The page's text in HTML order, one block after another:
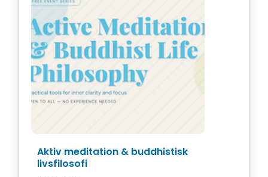
Aktiv meditation & buddhistisk
livsfilosofi